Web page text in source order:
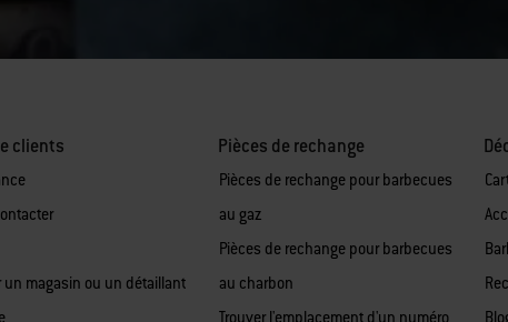
clients
un magasin ou un détaillant
Pièces de rechange
Pièces de rechange pour barbecues
au gaz
Pièces de rechange pour barbecues
au charbon
Trouver l'emplacement d'un numéro